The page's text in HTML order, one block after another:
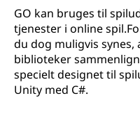
GO kan bruges til
tjenester i online
du dog muligvis
biblioteker
specielt designet til
Unity med C#.